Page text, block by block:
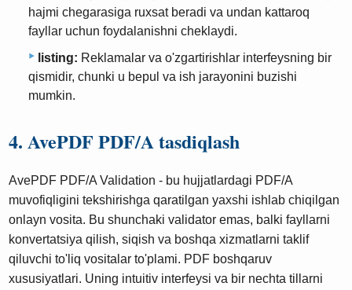
hajmi chegarasiga ruxsat beradi va undan kattaroq
fayllar uchun foydalanishni cheklaydi.
listing: Reklamalar va o'zgartirishlar interfeysning bir
qismidir, chunki u bepul va ish jarayonini buzishi
mumkin.
4. AvePDF PDF/A tasdiqlash
AvePDF PDF/A Validation - bu hujjatlardagi PDF/A
muvofiqligini tekshirishga qaratilgan yaxshi ishlab chiqilgan
onlayn vosita. Bu shunchaki validator emas, balki fayllarni
konvertatsiya qilish, siqish va boshqa xizmatlarni taklif
qiluvchi to'liq vositalar to'plami. PDF boshqaruv
xususiyatlari. Uning intuitiv interfeysi va bir nechta tillarni